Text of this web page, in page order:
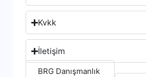
Kvkk
İletişim
BRG Danışmanlık